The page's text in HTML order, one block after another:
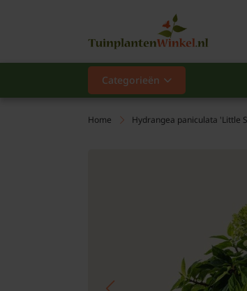
Categorieën
Categorieën
Populair
Klimplanten
Home Hydrangea paniculata 'Little